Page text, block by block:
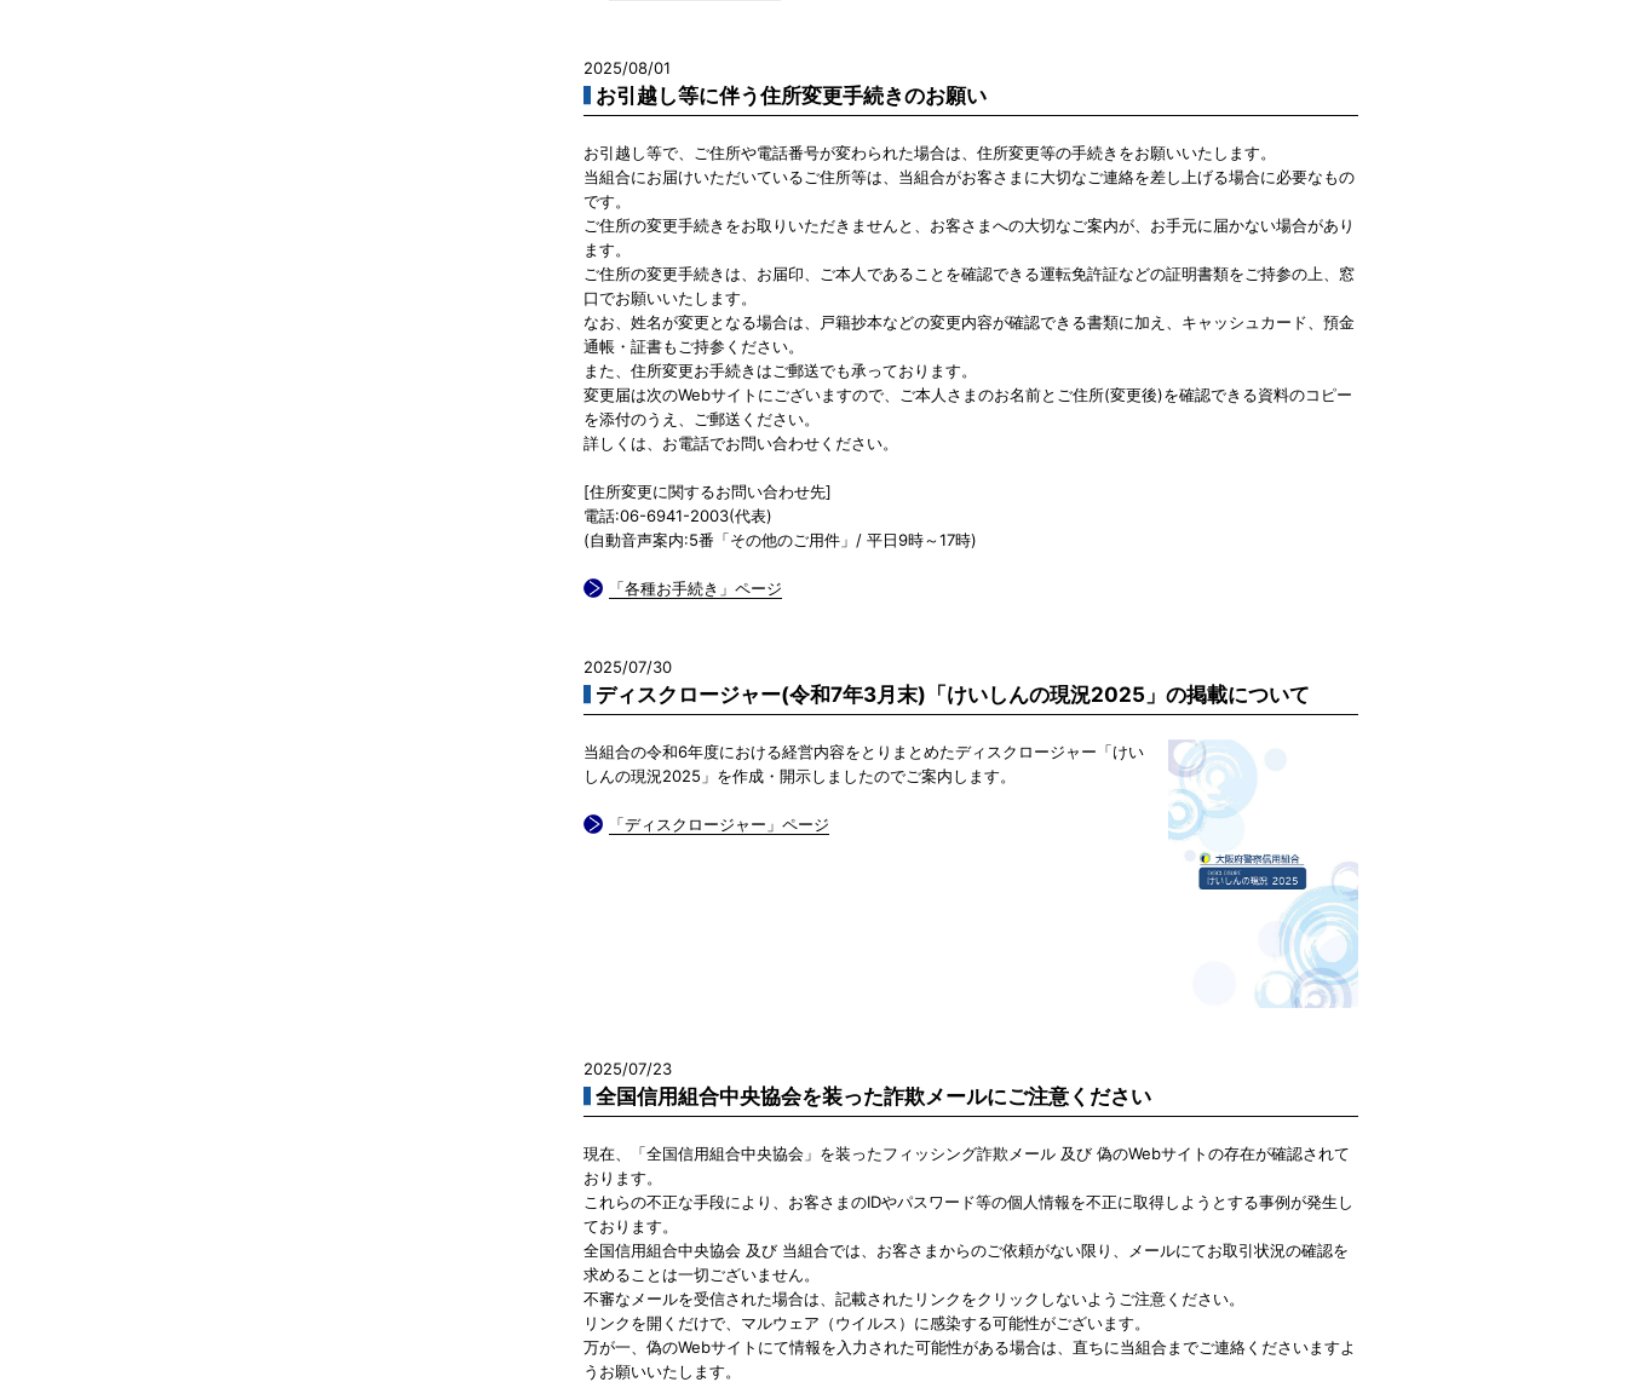
2025/08/01
お引越し等に伴う住所変更手続きのお願い
お引越し等で、ご住所や電話番号が変わられた場合は、住所変更等の手続きをお願いいたします。
当組合にお届けいただいているご住所等は、当組合がお客さまに大切なご連絡を差し上げる場合に必要なもの
です。
ご住所の変更手続きをお取りいただきませんと、お客さまへの大切なご案内が、お手元に届かない場合があり
ます。
ご住所の変更手続きは、お届印、ご本人であることを確認できる運転免許証などの証明書類をご持参の上、窓
口でお願いいたします。
なお、姓名が変更となる場合は、戸籍抄本などの変更内容が確認できる書類に加え、キャッシュカード、預金
通帳・証書もご持参ください。
また、住所変更お手続きはご郵送でも承っております。
変更届は次のWebサイトにございますので、ご本人さまのお名前とご住所(変更後)を確認できる資料のコピー
を添付のうえ、ご郵送ください。
詳しくは、お電話でお問い合わせください。
[住所変更に関するお問い合わせ先]
電話:06-6941-2003(代表)
(自動音声案内:5番「その他のご用件」/ 平日9時～17時)
「各種お手続き」ページ
2025/07/30
ディスクロージャー(令和7年3月末)「けいしんの現況2025」の掲載について
当組合の令和6年度における経営内容をとりまとめたディスクロージャー「けい
しんの現況2025」を作成・開示しましたのでご案内します。
「ディスクロージャー」ページ
2025/07/23
全国信用組合中央協会を装った詐欺メールにご注意ください
現在、「全国信用組合中央協会」を装ったフィッシング詐欺メール 及び 偽のWebサイトの存在が確認されて
おります。
これらの不正な手段により、お客さまのIDやパスワード等の個人情報を不正に取得しようとする事例が発生し
ております。
全国信用組合中央協会 及び 当組合では、お客さまからのご依頼がない限り、メールにてお取引状況の確認を
求めることは一切ございません。
不審なメールを受信された場合は、記載されたリンクをクリックしないようご注意ください。
リンクを開くだけで、マルウェア（ウイルス）に感染する可能性がございます。
万が一、偽のWebサイトにて情報を入力された可能性がある場合は、直ちに当組合までご連絡くださいますよ
うお願いいたします。